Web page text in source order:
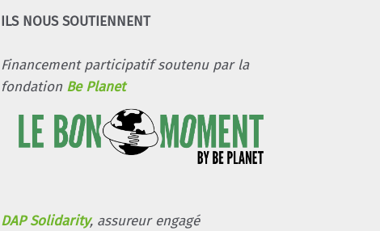
ILS NOUS SOUTIENNENT
Financement participatif soutenu par la
fondation Be Planet
DAP Solidarity, assureur engagé